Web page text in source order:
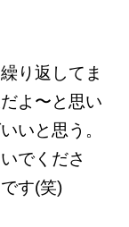
り返してま
よ〜と思い
いと思う。
でくださ
す(笑)